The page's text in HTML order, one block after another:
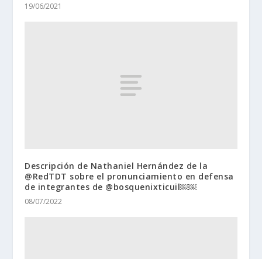
19/06/2021
Descripción de Nathaniel Hernández de la
@RedTDT sobre el pronunciamiento en defensa
de integrantes de @bosquenixticuil￼￼
08/07/2022